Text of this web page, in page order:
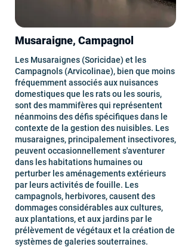
Musaraigne, Campagnol
Les Musaraignes (Soricidae) et les
Campagnols (Arvicolinae), bien que moins
fréquemment associés aux nuisances
domestiques que les rats ou les souris,
sont des mammifères qui représentent
néanmoins des défis spécifiques dans le
contexte de la gestion des nuisibles. Les
musaraignes, principalement insectivores,
peuvent occasionnellement s'aventurer
dans les habitations humaines ou
perturber les aménagements extérieurs
par leurs activités de fouille. Les
campagnols, herbivores, causent des
dommages considérables aux cultures,
aux plantations, et aux jardins par le
prélèvement de végétaux et la création de
systèmes de galeries souterraines.